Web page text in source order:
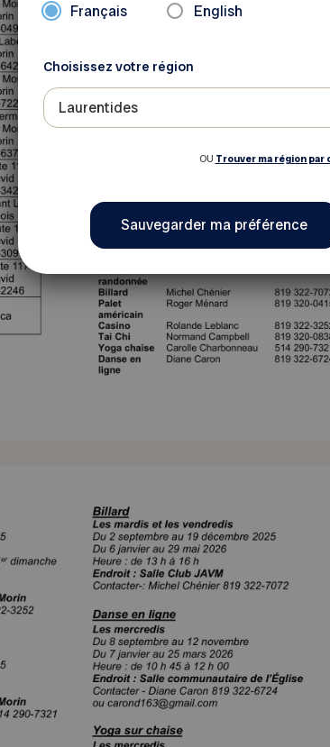
Français English
Choisissez votre région
Laurentides
OU Trouver ma région par